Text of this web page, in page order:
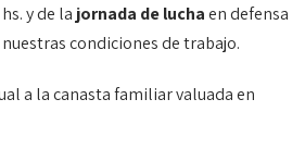
y de la jornada de luchaen defensa
condiciones de trabajo.
la canasta familiar valuada en